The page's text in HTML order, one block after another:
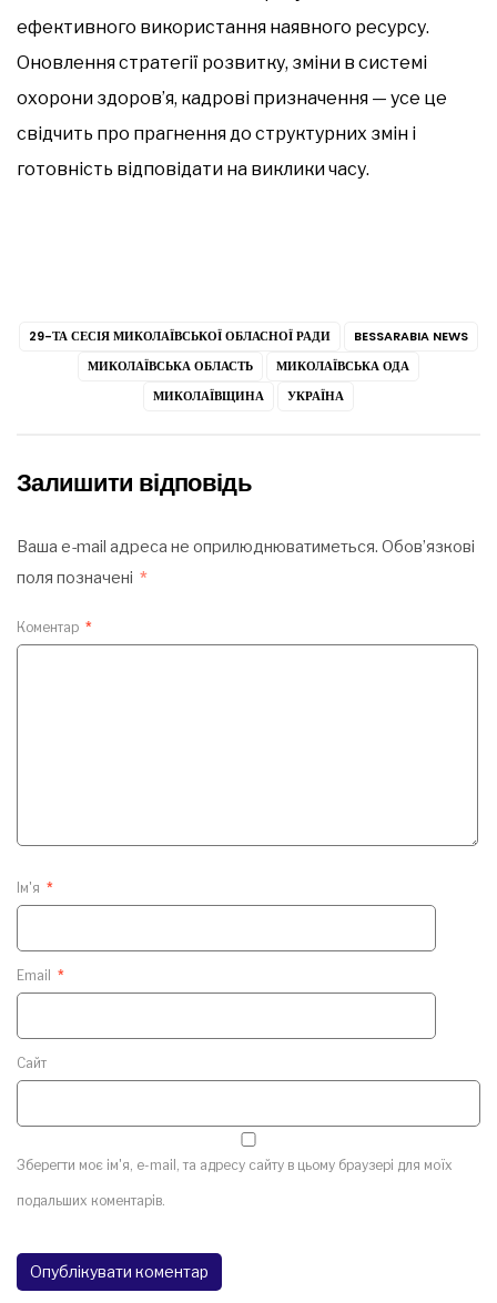
ефективного використання наявного ресурсу.
Оновлення стратегії розвитку, зміни в системі
охорони здоров’я, кадрові призначення — усе це
свідчить про прагнення до структурних змін і
готовність відповідати на виклики часу.
29-ТА СЕСІЯ МИКОЛАЇВСЬКОЇ ОБЛАСНОЇ РАДИ
BESSARABIA NEWS
МИКОЛАЇВСЬКА ОБЛАСТЬ
МИКОЛАЇВСЬКА ОДА
МИКОЛАЇВЩИНА
УКРАЇНА
Залишити відповідь
Ваша e-mail адреса не оприлюднюватиметься. Обов’язкові
поля позначені *
Коментар *
Ім'я *
Email *
Сайт
Зберегти моє ім'я, e-mail, та адресу сайту в цьому браузері для моїх
подальших коментарів.